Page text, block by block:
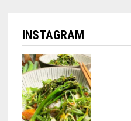
INSTAGRAM